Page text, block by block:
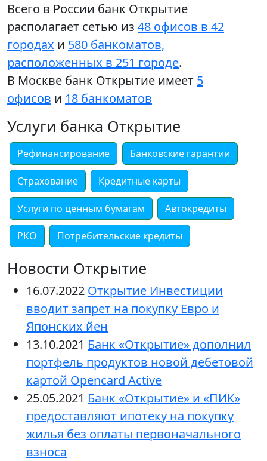
Всего в России банк Открытие
располагает сетью из 48 офисов в 42
городах и 580 банкоматов,
расположенных в 251 городе.
В Москве банк Открытие имеет 5
офисов и 18 банкоматов
Услуги банка Открытие
Рефинансирование Банковские гарантии
Страхование Кредитные карты
Услуги по ценным бумагам Автокредиты
РКО Потребительские кредиты
Новости Открытие
16.07.2022 Открытие Инвестиции
вводит запрет на покупку Евро и
Японских йен
13.10.2021 Банк «Открытие» дополнил
портфель продуктов новой дебетовой
картой Opencard Active
25.05.2021 Банк «Открытие» и «ПИК»
предоставляют ипотеку на покупку
жилья без оплаты первоначального
взноса